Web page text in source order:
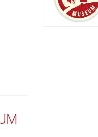
MUSEUM